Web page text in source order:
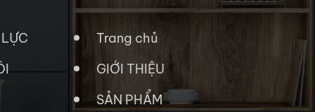
Trang chủ
GIỚI THIỆU
SẢN PHẨM